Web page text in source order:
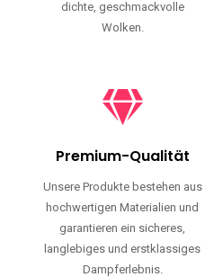
dichte, geschmackvolle
Wolken.
Premium-Qualität
Unsere Produkte bestehen aus
hochwertigen Materialien und
garantieren ein sicheres,
langlebiges und erstklassiges
Dampferlebnis.